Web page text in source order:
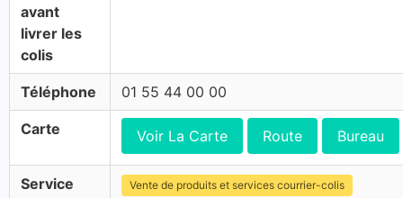
avant
livrer les
colis
Téléphone 01 55 44 00 00
Carte Voir La Carte Route Bureau
Service
Vente de produits et services courrier-colis